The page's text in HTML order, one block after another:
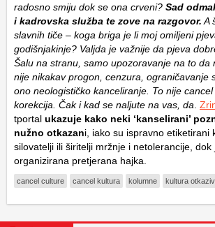
radosno smiju dok se ona crveni? Sad
i kadrovska služba te zove na razgovor. A
slavnih tiče – koga briga je li moj omiljeni
godišnjakinje? Valjda je važnije da pjeva
Šalu na stranu, samo upozoravanje na to da
nije nikakav progon, cenzura, ograničavanje
ono neologističko kanceliranje. To nije
korekcija. Čak i kad se naljute na vas, da
tportal ukazuje kako neki ‘kanselirani’
nužno otkazani, iako su ispravno etiketirani
silovatelji ili širitelji mržnje i netolerancije, dok
organizirana pretjerana hajka.
cancel culture cancel kultura kolumne kultura